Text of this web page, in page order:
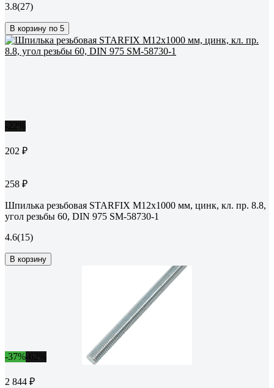
3.8(27)
В корзину по 5
202 ₽
258 ₽
Шпилька резьбовая STARFIX М12x1000 мм, цинк, кл. пр. 8.8,
угол резьбы 60, DIN 975 SM-58730-1
4.6(15)
В корзину
-37%
2 844 ₽